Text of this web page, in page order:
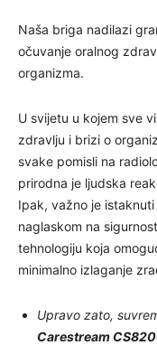
Naša briga nadilazi
očuvanje oralnog
organizma.
U svijetu u kojem sve
zdravlju i brizi o
svake pomisli na
prirodna je ljudska
Ipak, važno je
naglaskom na
tehnologiju koja
minimalno izlaganje
Upravo zato,
Carestream